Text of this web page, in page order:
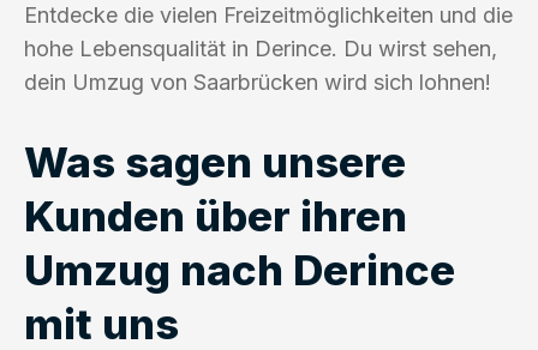
Entdecke die vielen Freizeitmöglichkeiten und die
hohe Lebensqualität in Derince. Du wirst sehen,
dein Umzug von Saarbrücken wird sich lohnen!
Was sagen unsere
Kunden über ihren
Umzug nach Derince
mit uns